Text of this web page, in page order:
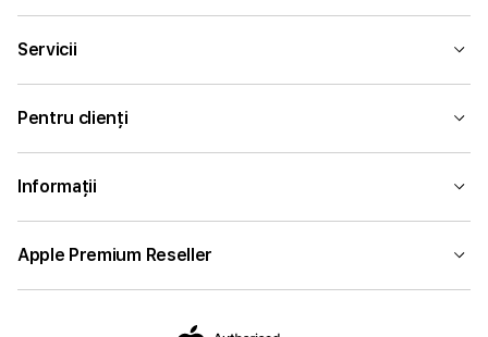
Servicii
Pentru clienți
Informații
Apple Premium Reseller